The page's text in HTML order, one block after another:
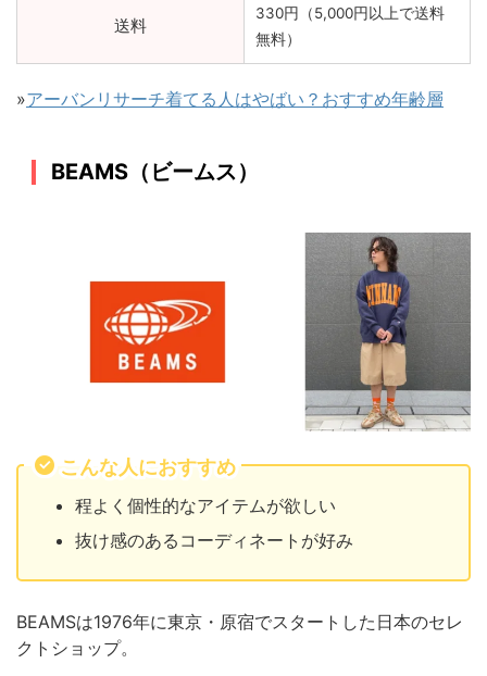
送料
330円（5,000円以上で送料
無料）
»アーバンリサーチ着てる人はやばい？おすすめ年齢層
BEAMS（ビームス）
こんな人におすすめ
程よく個性的なアイテムが欲しい
抜け感のあるコーディネートが好み
BEAMSは1976年に東京・原宿でスタートした日本のセレ
クトショップ。